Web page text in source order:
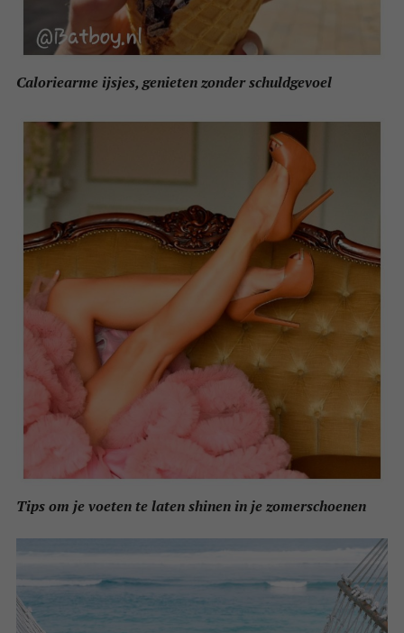
Caloriearme ijsjes, genieten zonder schuldgevoel
Tips om je voeten te laten shinen in je zomerschoenen